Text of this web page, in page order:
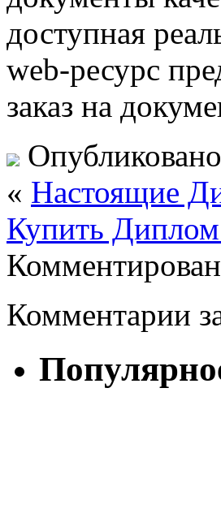
доступная
web-ресурс
заказ на
« Настоящие
Купить
Комментарии